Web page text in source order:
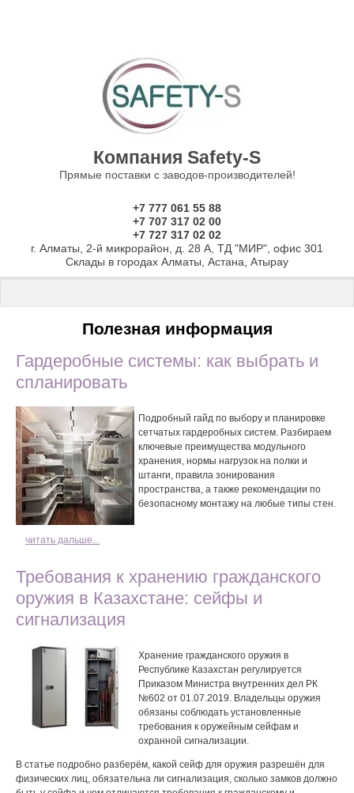
Компания Safety-S
Прямые поставки с заводов-производителей!
+7 777 061 55 88
+7 707 317 02 00
+7 727 317 02 02
г. Алматы, 2-й микрорайон, д. 28 А, ТД "МИР", офис 301
Склады в городах Алматы, Астана, Атырау
Полезная информация
Гардеробные системы: как выбрать и
спланировать
Подробный гайд по выбору и планировке
сетчатых гардеробных систем. Разбираем
ключевые преимущества модульного
хранения, нормы нагрузок на полки и
штанги, правила зонирования
пространства, а также рекомендации по
безопасному монтажу на любые типы стен.
читать дальше...
Требования к хранению гражданского
оружия в Казахстане: сейфы и
сигнализация
Хранение гражданского оружия в
Республике Казахстан регулируется
Приказом Министра внутренних дел РК
№602 от 01.07.2019. Владельцы оружия
обязаны соблюдать установленные
требования к оружейным сейфам и
охранной сигнализации.
В статье подробно разберём, какой сейф для оружия разрешён для
физических лиц, обязательна ли сигнализация, сколько замков должно